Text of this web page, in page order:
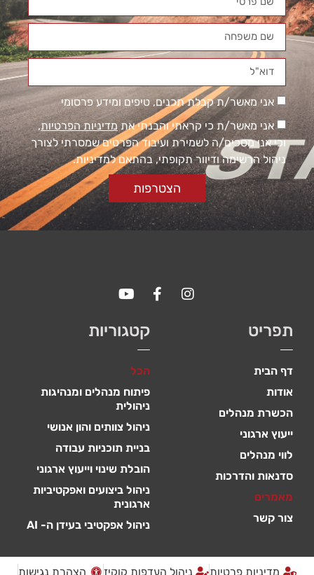
אני מאשר/ת קבלת תכנים, טיפים ומידע פרסומי
אני מאשר/ת כי קראתי והבנתי אתמדיניות הפרטיות,
וכי אני מסכים/ה לשמירת ועיבוד הפרטים שמסרתי לצורך
ניהול הרשימה ודיוור תקופתי, בהתאם למדיניות.
הצטרפות
תפריט
דף הבית
אודות
הכשרת מנהלים
ייעוץ ארגוני
לווי מנהלים
סדנאות והדרכות
מאמרים
צור קשר
קטגוריות
הכל
פיתוח מנהלים ומנהיגות
ניהולית
ניהול צוותים והון אנושי
בניית תוכניות עבודה
הובלת שינוי וייעוץ ארגוני
ניהול ביצועים ואפקטיביות
ארגונית
ניהול אפקטיבי בעידן ה- AI
מדיניות פרטיות ניהול העדפות קוקיז הצהרת נגישות